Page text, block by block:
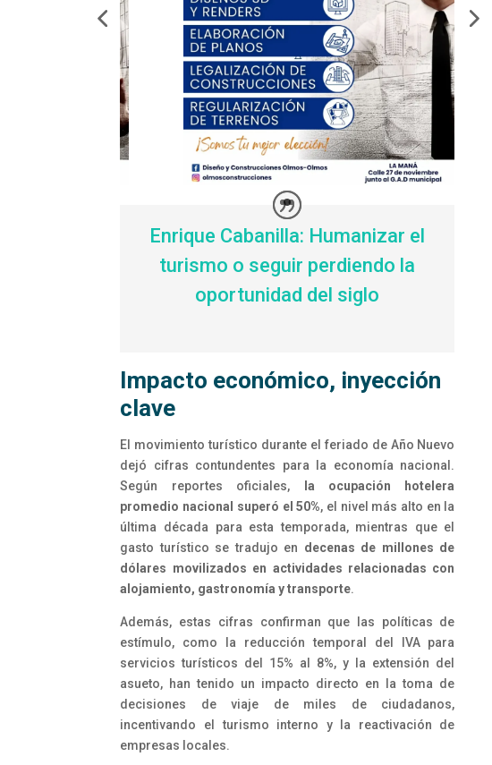
Enrique Cabanilla: Humanizar el
turismo o seguir perdiendo la
oportunidad del siglo
Impacto económico, inyección
clave
El movimiento turístico durante el feriado de Año Nuevo
dejó cifras contundentes para la economía nacional.
Según reportes oficiales,
la ocupación hotelera
promedio nacional superó el 50%, el nivel más alto en la
última década para esta temporada, mientras que el
gasto turístico se tradujo en decenas de millones de
dólares movilizados en actividades relacionadas con
alojamiento, gastronomía y transporte.
Además, estas cifras confirman que las políticas de
estímulo, como la reducción temporal del IVA para
servicios turísticos del 15% al 8%, y la extensión del
asueto, han tenido un impacto directo en la toma de
decisiones de viaje de miles de ciudadanos,
incentivando el turismo interno y la reactivación de
empresas locales.